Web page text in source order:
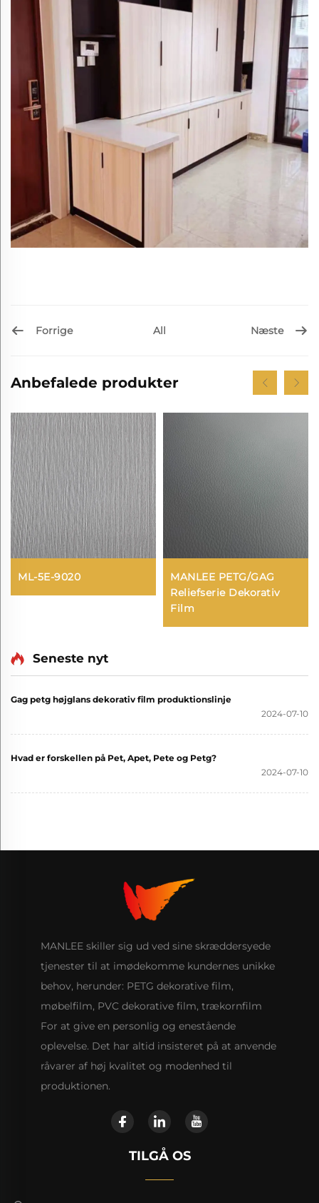
Forrige All Næste
Anbefalede produkter
ML-5E-9020
MANLEE PETG/GAG
Reliefserie Dekorativ
Film
Seneste nyt
Gag petg højglans dekorativ film produktionslinje
2024-07-10
Hvad er forskellen på Pet, Apet, Pete og Petg?
2024-07-10
MANLEE skiller sig ud ved sine skræddersyede
tjenester til at imødekomme kundernes unikke
behov, herunder: PETG dekorative film,
møbelfilm, PVC dekorative film, trækornfilm
For at give en personlig og enestående
oplevelse. Det har altid insisteret på at anvende
råvarer af høj kvalitet og modenhed til
produktionen.
TILGÅ OS